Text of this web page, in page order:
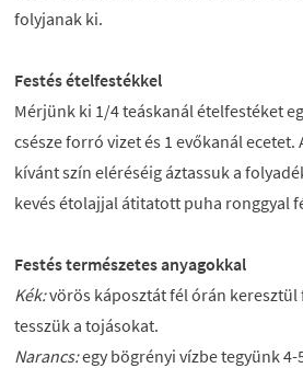
folyjanak ki.
Festés ételfestékkel
Mérjünk ki 1/4 teáskanál ételfestéket
csésze forró vizet és 1 evőkanál
kívánt szín eléréséig áztassuk a
kevés étolajjal átitatott puha ronggyal
Festés természetes anyagokkal
Kék:vörös káposztát fél órán
tesszük a tojásokat.
Narancs:egy bögrényi vízbe tegyünk